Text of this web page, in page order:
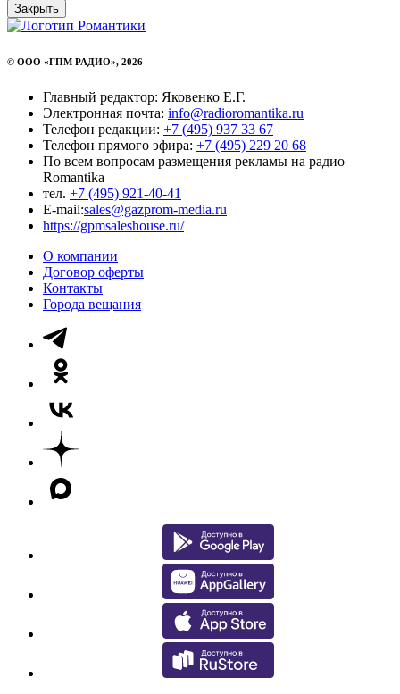
Закрыть
© ООО «ГПМ РАДИО», 2026
Главный редактор: Яковенко Е.Г.
Электронная почта: info@radioromantika.ru
Телефон редакции: +7 (495) 937 33 67
Телефон прямого эфира: +7 (495) 229 20 68
По всем вопросам размещения рекламы на радио
Romantika
тел. +7 (495) 921-40-41
E-mail:sales@gazprom-media.ru
https://gpmsaleshouse.ru/
О компании
Договор оферты
Контакты
Города вещания